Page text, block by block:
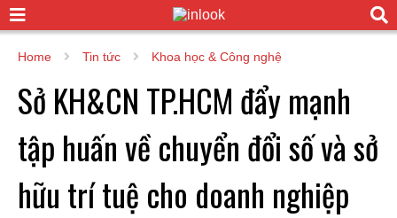
Home Tin tức Khoa học & Công nghệ
Sở KH&CN TP.HCM đẩy mạnh
tập huấn về chuyển đổi số và sở
hữu trí tuệ cho doanh nghiệp